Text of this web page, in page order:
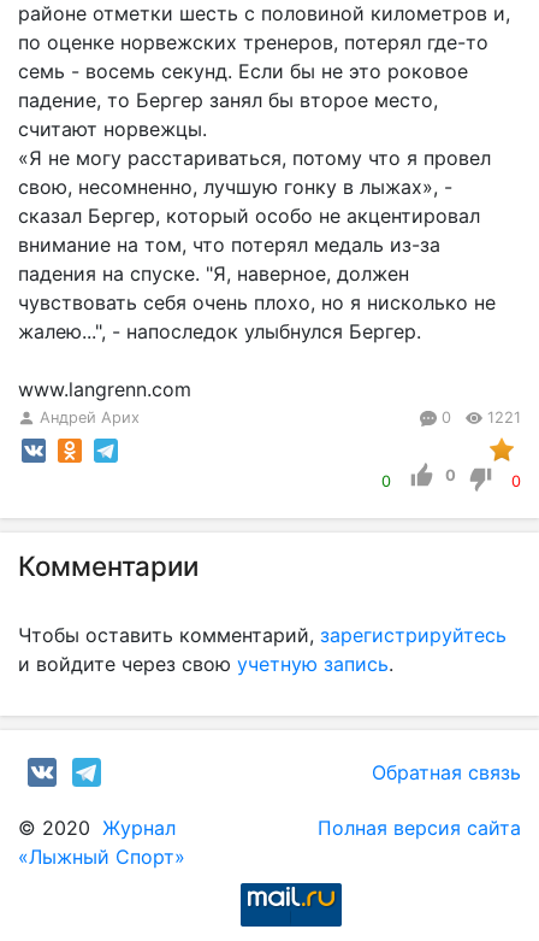
районе отметки шесть с половиной километров и,
по оценке норвежских тренеров, потерял где-то
семь - восемь секунд. Если бы не это роковое
падение, то Бергер занял бы второе место,
считают норвежцы.
«Я не могу расстариваться, потому что я провел
свою, несомненно, лучшую гонку в лыжах», -
сказал Бергер, который особо не акцентировал
внимание на том, что потерял медаль из-за
падения на спуске. "Я, наверное, должен
чувствовать себя очень плохо, но я нисколько не
жалею...", - напоследок улыбнулся Бергер.
www.langrenn.com
Андрей Арих 0 1221
0 0 0
Комментарии
Чтобы оставить комментарий, зарегистрируйтесь
и войдите через свою учетную запись.
Обратная связь
© 2020 Журнал
«Лыжный Спорт»
Полная версия сайта